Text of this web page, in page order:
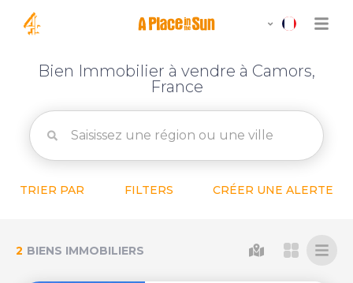
Bien Immobilier à vendre à Camors,
France
TRIER PAR FILTERS CRÉER UNE ALERTE
2 BIENS IMMOBILIERS